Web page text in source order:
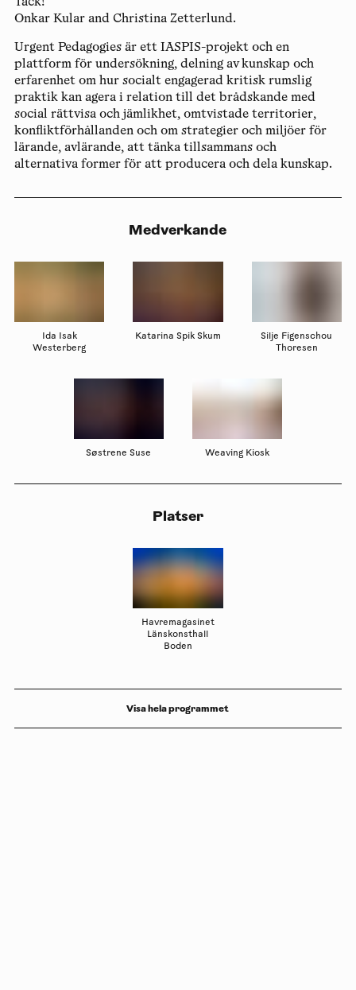
Tack!
Onkar Kular and Christina Zetterlund.
Urgent Pedagogies är ett IASPIS-projekt och en
plattform för undersökning, delning av kunskap och
erfarenhet om hur socialt engagerad kritisk rumslig
praktik kan agera i relation till det brådskande med
social rättvisa och jämlikhet, omtvistade territorier,
konfliktförhållanden och om strategier och miljöer för
lärande, avlärande, att tänka tillsammans och
alternativa former för att producera och dela kunskap.
Medverkande
Ida Isak
Westerberg
Katarina Spik Skum
Silje Figenschou
Thoresen
Søstrene Suse Weaving Kiosk
Platser
Havremagasinet
Länskonsthall
Boden
Visa hela programmet